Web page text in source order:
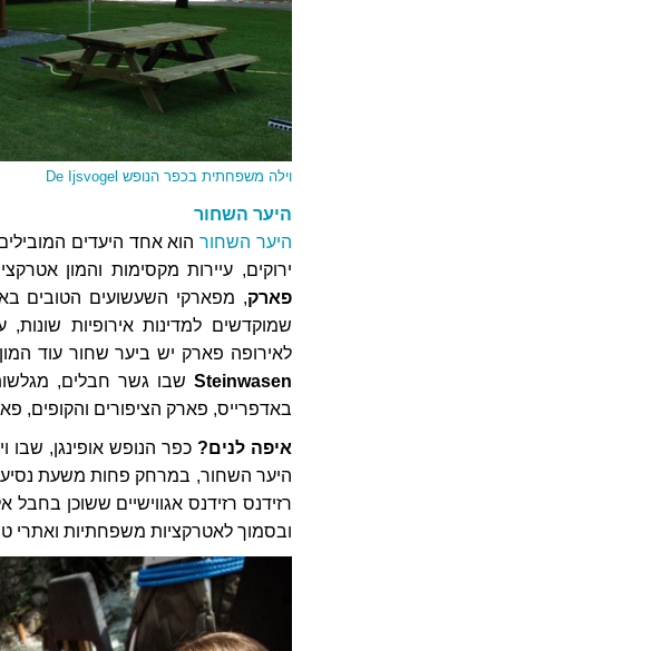
וילה משפחתית בכפר הנופש De Ijsvogel
היער השחור
היער השחורהוא אחד היעדים
ירוקים, עיירות מקסימות והמון
פארק, מפארקי השעשועים הטובים
שמוקדשים למדינות אירופיות
לאירופה פארק יש ביער שחור עוד
Steinwasen שבו גשר חבלים,
באדפרייס, פארק הציפורים והקופים,
איפה לנים? כפר הנופש אופינגן, שבו
היער השחור, במרחק פחות משעת
ובסמוך לאטרקציות משפחתיות ואתרי